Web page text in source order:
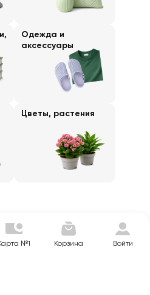
Одежда и
аксессуары
Цветы, растения
№1 Корзина Войти